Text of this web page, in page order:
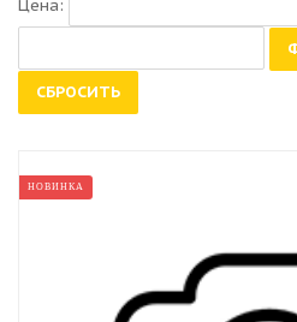
Цена:
СБРОСИТЬ
НОВИНКА